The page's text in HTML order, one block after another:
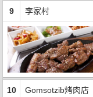
9 李家村
10 Gomsotzib烤肉店